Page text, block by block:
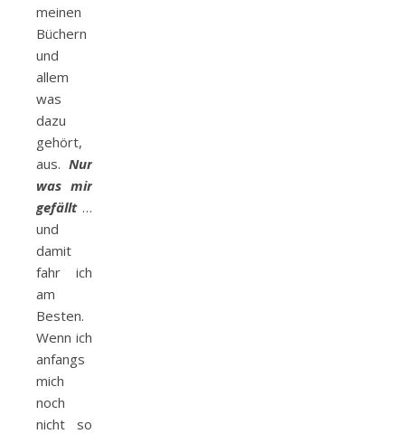
meinen
Büchern
und
allem
was
dazu
gehört,
aus. Nur
was mir
gefällt…
und
damit
fahr ich
am
Besten.
Wenn ich
anfangs
mich
noch
nicht so